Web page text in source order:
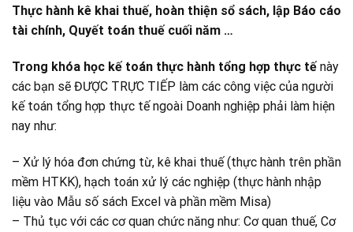
Thực hành kê khai thuế, hoàn thiện sổ sách, lập Báo cáo
tài chính, Quyết toán thuế cuối năm …
Trong khóa học kế toán thực hành tổng hợp thực tếnày
các bạn sẽ ĐƯỢC TRỰC TIẾP làm các công việc của người
kế toán tổng hợp thực tế ngoài Doanh nghiệp phải làm hiện
nay như:
– Xử lý hóa đơn chứng từ, kê khai thuế (thực hành trên phần
mềm HTKK), hạch toán xử lý các nghiệp (thực hành nhập
liệu vào Mẫu số sách Excel và phần mềm Misa)
– Thủ tục với các cơ quan chức năng như: Cơ quan thuế, Cơ